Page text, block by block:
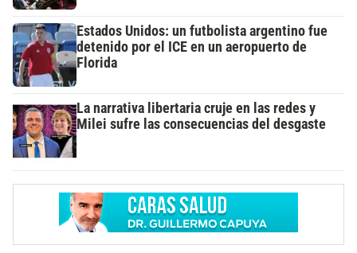
Estados Unidos: un futbolista argentino fue
detenido por el ICE en un aeropuerto de
Florida
La narrativa libertaria cruje en las redes y
Milei sufre las consecuencias del desgaste